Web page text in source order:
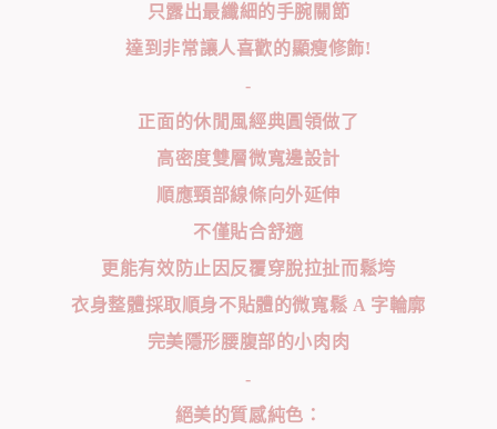
只露出最纖細的手腕關節
達到非常讓人喜歡的顯瘦修飾!
-
正面的休閒風經典圓領做了
高密度雙層微寬邊設計
順應頸部線條向外延伸
不僅貼合舒適
更能有效防止因反覆穿脫拉扯而鬆垮
衣身整體採取順身不貼體的微寬鬆 A 字輪廓
完美隱形腰腹部的小肉肉
-
絕美的質感純色：